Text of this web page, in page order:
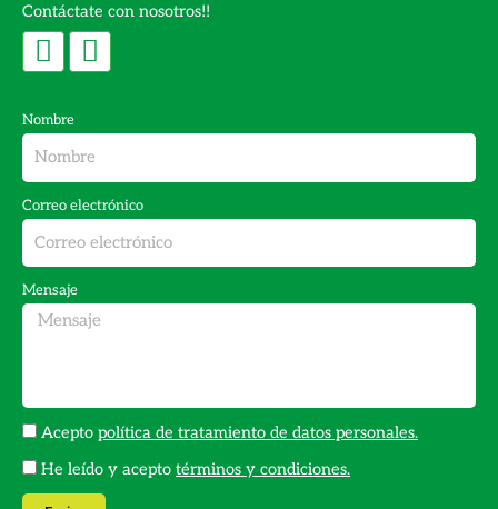
Contáctate con nosotros!!
F
c
e
b
o
o
k
I
s
t
a
g
r
a
m
Nombre
Correo electrónico
Mensaje
Acepto política de tratamiento de datos personales.
He leído y acepto términos y condiciones.